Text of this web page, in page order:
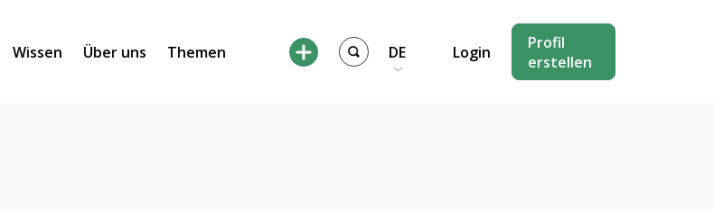
Wissen Über uns Themen DE Login
Profil
erstellen